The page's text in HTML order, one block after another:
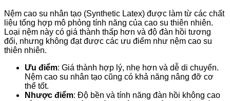
Nệm cao su nhân tạo (Synthetic Latex) được làm từ các chất
liệu tổng hợp mô phỏng tính năng của cao su thiên nhiên.
Loại nệm này có giá thành thấp hơn và độ đàn hồi tương
đối, nhưng không đạt được các ưu điểm như nệm cao su
thiên nhiên.
Ưu điểm: Giá thành hợp lý, nhẹ hơn và dễ di chuyển.
Nệm cao su nhân tạo cũng có khả năng nâng đỡ cơ
thể tốt.
Nhược điểm: Độ bền và tính năng đàn hồi không cao